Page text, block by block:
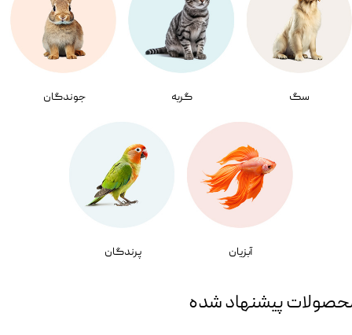
سگ گربه جوندگان
آبزیان پرندگان
پیشنهاد شده